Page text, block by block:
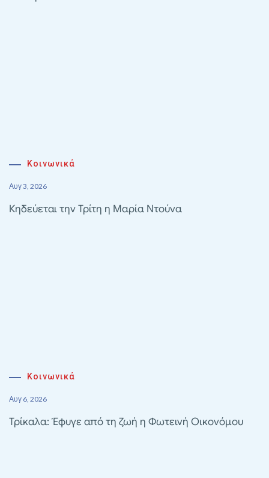
Κοινωνικά
Αυγ 3, 2026
Κηδεύεται την Τρίτη η Μαρία Ντούνα
Κοινωνικά
Αυγ 6, 2026
Τρίκαλα: Έφυγε από τη ζωή η Φωτεινή Οικονόμου